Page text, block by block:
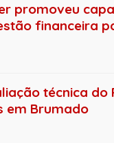
promoveu
financeira
técnica do
em Brumado